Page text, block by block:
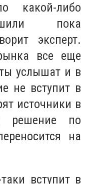
какой-либо
пока
эксперт.
все еще
услышат и в
не вступит в
источники в
решение по
на
вступит в